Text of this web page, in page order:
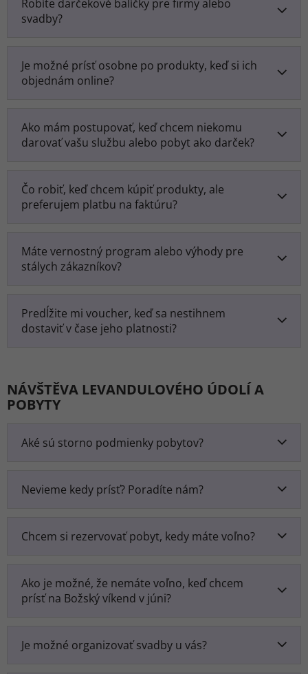
Robíte darčekové balíčky pre firmy alebo
svadby?
Je možné prísť osobne po produkty, keď si ich
objednám online?
Ako mám postupovať, keď chcem niekomu
darovať vašu službu alebo pobyt ako darček?
Čo robiť, keď chcem kúpiť produkty, ale
preferujem platbu na faktúru?
Máte vernostný program alebo výhody pre
stálych zákazníkov?
Predĺžite mi voucher, keď sa nestihnem
dostaviť v čase jeho platnosti?
NÁVŠTĚVA LEVANDULOVÉHO ÚDOLÍ A
POBYTY
Aké sú storno podmienky pobytov?
Nevieme kedy prísť? Poradíte nám?
Chcem si rezervovať pobyt, kedy máte voľno?
Ako je možné, že nemáte voľno, keď chcem
prísť na Božský víkend v júni?
Je možné organizovať svadby u vás?